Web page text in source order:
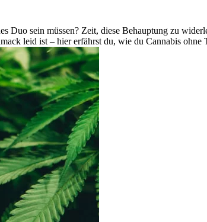
Duo sein müssen? Zeit, diese Behauptung zu
leid ist – hier erfährst du, wie du Cannabis ohne